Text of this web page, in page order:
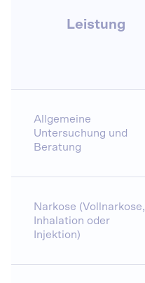
Leistung
Allgemeine
Untersuchung und
Beratung
Narkose (Vollnarkose,
Inhalation oder
Injektion)